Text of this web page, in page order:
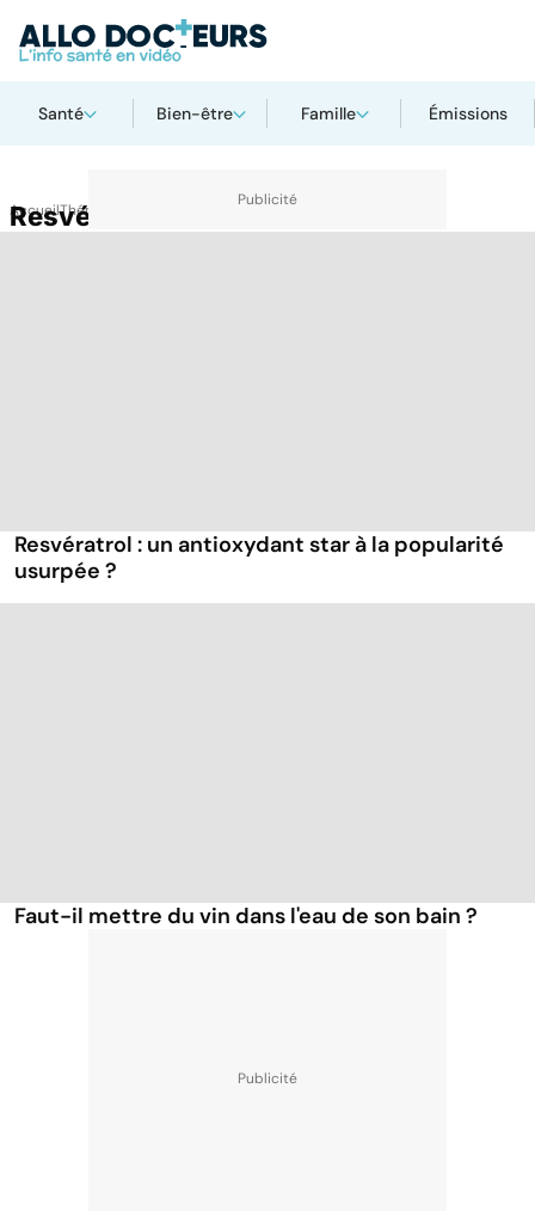
Santé Bien-être Famille Émissions
AccueilThématiques
Resvératrol
Resvératrol : un antioxydant star à la popularité
usurpée ?
Faut-il mettre du vin dans l'eau de son bain ?